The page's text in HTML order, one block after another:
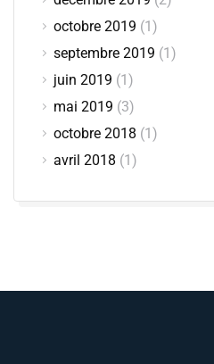
octobre 2019 (1)
septembre 2019 (1)
juin 2019 (1)
mai 2019 (3)
octobre 2018 (1)
avril 2018 (1)